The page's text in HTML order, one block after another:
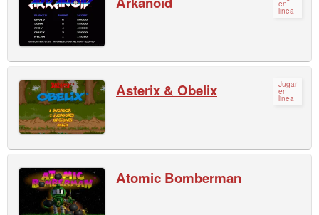
en
linea
Jugar
en
linea
Asterix & Obelix
Atomic Bomberman